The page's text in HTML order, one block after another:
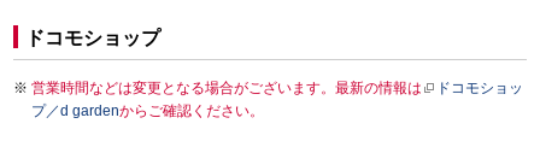
ドコモショップ
営業時間などは変更となる場合がございます。最新の情報は
ドコモショッ
プ／d gardenからご確認ください。